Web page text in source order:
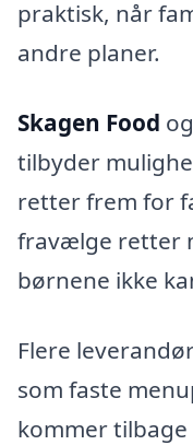
praktisk, når
andre planer.
Skagen Food
tilbyder
retter frem for
fravælge retter
børnene ikke
Flere
som faste
kommer